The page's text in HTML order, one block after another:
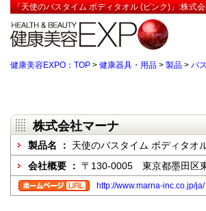
「天使のバスタイム ボディタオル (ピンク)」:株式
健康美容EXPO：TOP > 健康器具・用品 > 製品 > バ
株式会社マーナ
製品名 ： 天使のバスタイム ボディタオ
会社概要 ： 〒130-0005 東京都墨田区
http://www.marna-inc.co.jp/ja/